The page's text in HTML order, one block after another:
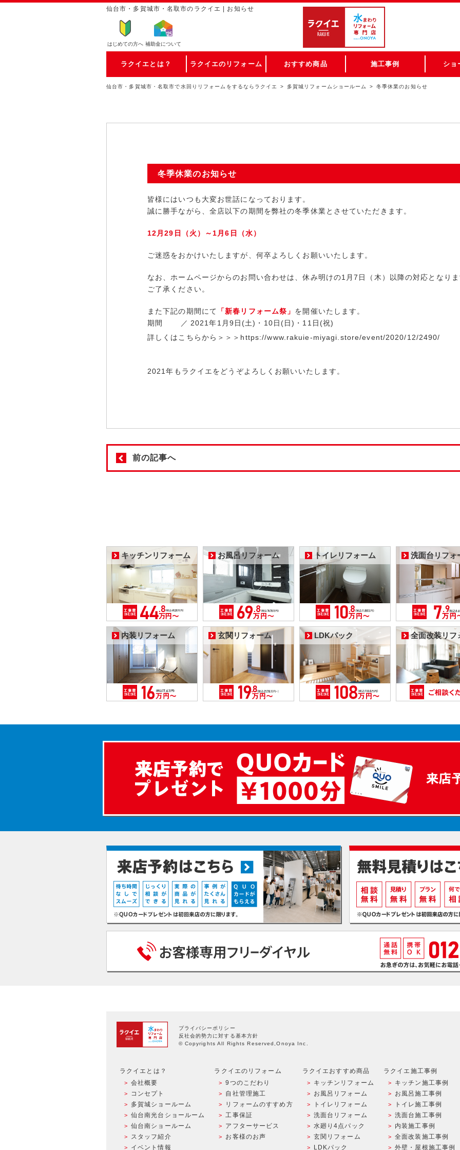
仙台市・多賀城市・名取市のラクイエ | お知らせ
はじめての方へ 補助金について
ラクイエとは？ ラクイエのリフォーム おすすめ商品 施工事例 ショ
仙台市・多賀城市・名取市で水回りリフォームをするならラクイエ 多賀城リフォームショールーム 冬季休業のお知らせ
冬季休業のお知らせ
皆様にはいつも大変お世話になっております。
誠に勝手ながら、全店以下の期間を弊社の冬季休業とさせていただきます。
12月29日（火）～1月6日（水）
ご迷惑をおかけいたしますが、何卒よろしくお願いいたします。
なお、ホームページからのお問い合わせは、休み明けの1月7日（木）以降の対応となりま
ご了承ください。
また下記の期間にて 「新春リフォーム祭」 を開催いたします。
期間
2021年1月9日(土)・10日(日)・11日(祝)
詳しくはこちらから＞＞＞ https://www.rakuie-miyagi.store/event/2020/12/2490/
2021年もラクイエをどうぞよろしくお願いいたします。
前の記事へ
キッチンリフォーム お風呂リフォーム トイレリフォーム 洗面台リフォ
内装リフォーム 玄関リフォーム LDKパック 全面改装リフ
プライバシーポリシー
反社会的勢力に対する基本方針
© Copyrights All Rights Reserved,Onoya Inc.
ラクイエとは？
会社概要
コンセプト
多賀城ショールーム
仙台南光台ショールーム
仙台南ショールーム
スタッフ紹介
イベント情報
ラクイエのリフォーム
9つのこだわり
自社管理施工
リフォームのすすめ方
工事保証
アフターサービス
お客様のお声
ラクイエおすすめ商品
キッチンリフォーム
お風呂リフォーム
トイレリフォーム
洗面台リフォーム
水廻り4点パック
玄関リフォーム
LDKパック
ラクイエ施工事例
キッチン施工事例
お風呂施工事例
トイレ施工事例
洗面台施工事例
内装施工事例
全面改装施工事例
外壁・屋根施工事例